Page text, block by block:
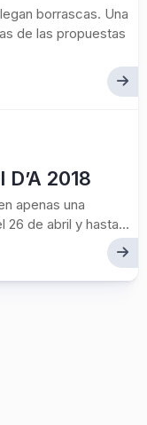
borrascas. Una
de las propuestas
2018
apenas una
26 de abril y hasta...